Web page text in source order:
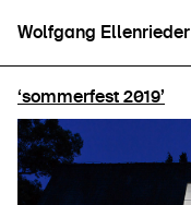
Wolfgang Ellenrieder
‘sommerfest 2019’